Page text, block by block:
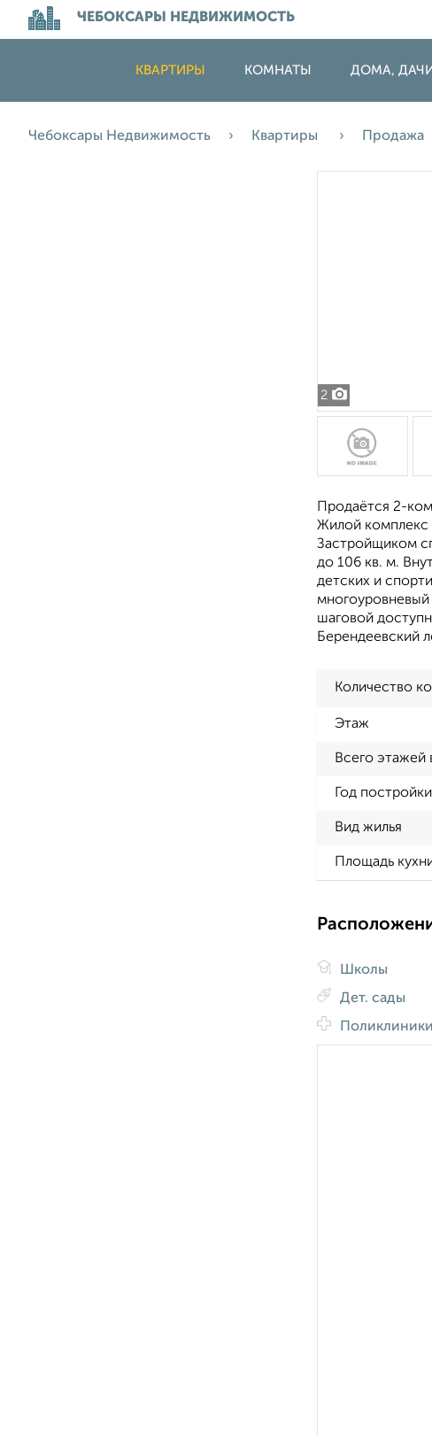
ЧЕБОКСАРЫ НЕДВИЖИМОСТЬ
КВАРТИРЫ КОМНАТЫ ДОМА,
Чебоксары Недвижимость Квартиры Продажа
2
Продаётся 2-
Жилой комплекс
Застройщиком
до 106 кв. м.
детских и
многоуровневый
шаговой
Берендеевский
Количество
Этаж
Всего этажей
Год
Вид жилья
Площадь
Школы
Дет. сады
Поликлиники